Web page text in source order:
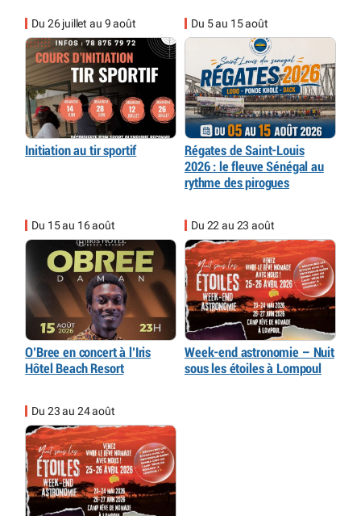
Du 26 juillet au 9 août
Initiation au tir sportif
Du 5 au 15 août
Régates de Saint-Louis
2026 : le fleuve Sénégal au
rythme des pirogues
Du 15 au 16 août
O’Bree en concert à l’Iris
Hôtel Beach Resort
Du 22 au 23 août
Week-end astronomie – Nuit
sous les étoiles à Lompoul
Du 23 au 24 août